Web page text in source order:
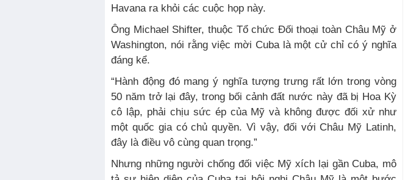
Havana ra khỏi các cuộc họp này.
Ông Michael Shifter, thuộc Tổ chức Đối thoại toàn Châu Mỹ ở
Washington, nói rằng việc mời Cuba là một cử chỉ có ý nghĩa
đáng kể.
“Hành động đó mang ý nghĩa tượng trưng rất lớn trong vòng
50 năm trở lại đây, trong bối cảnh đất nước này đã bị Hoa Kỳ
cô lập, phải chịu sức ép của Mỹ và không được đối xử như
một quốc gia có chủ quyền. Vì vậy, đối với Châu Mỹ Latinh,
đây là điều vô cùng quan trọng.”
Nhưng những người chống đối việc Mỹ xích lại gần Cuba, mô